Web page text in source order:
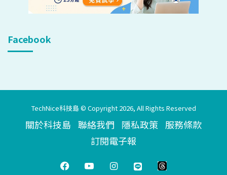
Facebook
TechNice科技島 © Copyright 2026, All Rights Reserved
關於科技島 聯絡我們 隱私政策 服務條款
訂閱電子報